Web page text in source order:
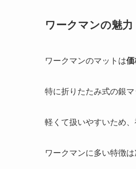
ワークマンの魅力
ワークマンのマットは価
特に折りたたみ式の銀
軽くて扱いやすいため
ワークマンに多い特徴は